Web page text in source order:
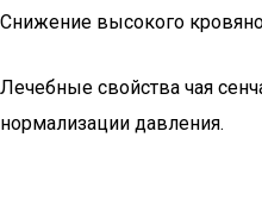
Снижение высокого
Лечебные свойства чая
нормализации давления.